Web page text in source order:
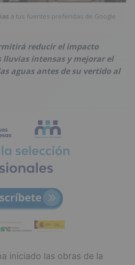
a tus fuentes preferidas de Google
reducir el impacto
lluvias intensas y mejorar el
aguas antes de su vertido al
iniciado las obras de la